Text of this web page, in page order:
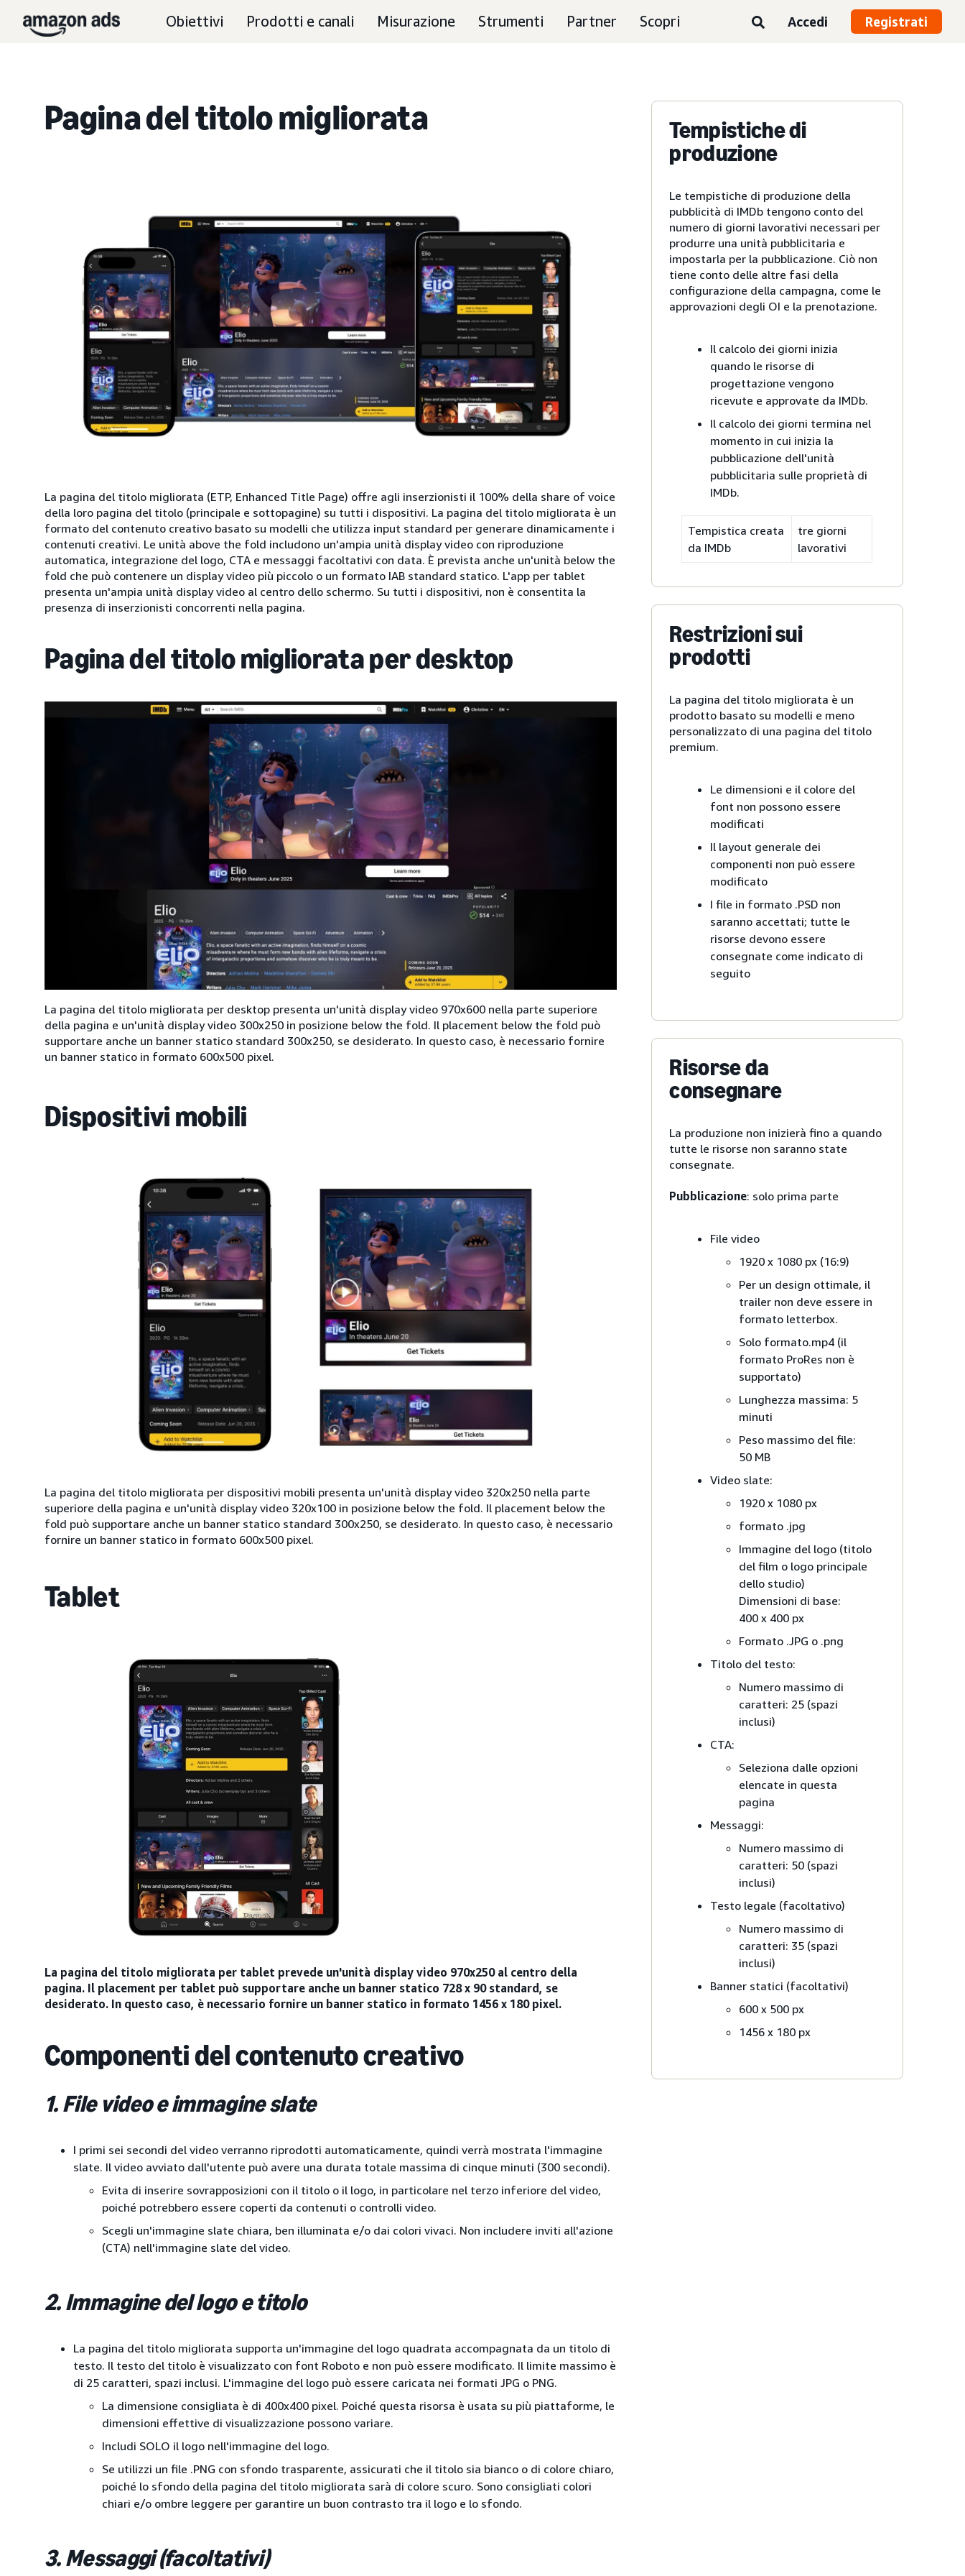
Obiettivi Prodotti e canali Misurazione Strumenti Partner Scopri Accedi Registrati
Pagina del titolo migliorata
La pagina del titolo migliorata (ETP, Enhanced Title Page) offre agli inserzionisti il 100% della share of voice
della loro pagina del titolo (principale e sottopagine) su tutti i dispositivi. La pagina del titolo migliorata è un
formato del contenuto creativo basato su modelli che utilizza input standard per generare dinamicamente i
contenuti creativi. Le unità above the fold includono un'ampia unità display video con riproduzione
automatica, integrazione del logo, CTA e messaggi facoltativi con data. È prevista anche un'unità below the
fold che può contenere un display video più piccolo o un formato IAB standard statico. L'app per tablet
presenta un'ampia unità display video al centro dello schermo. Su tutti i dispositivi, non è consentita la
presenza di inserzionisti concorrenti nella pagina.
Pagina del titolo migliorata per desktop
La pagina del titolo migliorata per desktop presenta un'unità display video 970x600 nella parte superiore
della pagina e un'unità display video 300x250 in posizione below the fold. Il placement below the fold può
supportare anche un banner statico standard 300x250, se desiderato. In questo caso, è necessario fornire
un banner statico in formato 600x500 pixel.
Dispositivi mobili
La pagina del titolo migliorata per dispositivi mobili presenta un'unità display video 320x250 nella parte
superiore della pagina e un'unità display video 320x100 in posizione below the fold. Il placement below the
fold può supportare anche un banner statico standard 300x250, se desiderato. In questo caso, è necessario
fornire un banner statico in formato 600x500 pixel.
Tablet
La pagina del titolo migliorata per tablet prevede un'unità display video 970x250 al centro della
pagina. Il placement per tablet può supportare anche un banner statico 728 x 90 standard, se
desiderato. In questo caso, è necessario fornire un banner statico in formato 1456 x 180 pixel.
Componenti del contenuto creativo
1. File video e immagine slate
I primi sei secondi del video verranno riprodotti automaticamente, quindi verrà mostrata l'immagine
slate. Il video avviato dall'utente può avere una durata totale massima di cinque minuti (300 secondi).
Evita di inserire sovrapposizioni con il titolo o il logo, in particolare nel terzo inferiore del video,
poiché potrebbero essere coperti da contenuti o controlli video.
Scegli un'immagine slate chiara, ben illuminata e/o dai colori vivaci. Non includere inviti all'azione
(CTA) nell'immagine slate del video.
2. Immagine del logo e titolo
La pagina del titolo migliorata supporta un'immagine del logo quadrata accompagnata da un titolo di
testo. Il testo del titolo è visualizzato con font Roboto e non può essere modificato. Il limite massimo è
di 25 caratteri, spazi inclusi. L'immagine del logo può essere caricata nei formati JPG o PNG.
La dimensione consigliata è di 400x400 pixel. Poiché questa risorsa è usata su più piattaforme, le
dimensioni effettive di visualizzazione possono variare.
Includi SOLO il logo nell'immagine del logo.
Se utilizzi un file .PNG con sfondo trasparente, assicurati che il titolo sia bianco o di colore chiaro,
poiché lo sfondo della pagina del titolo migliorata sarà di colore scuro. Sono consigliati colori
chiari e/o ombre leggere per garantire un buon contrasto tra il logo e lo sfondo.
3. Messaggi (facoltativi)
Tempistiche di
produzione
Le tempistiche di produzione della
pubblicità di IMDb tengono conto del
numero di giorni lavorativi necessari per
produrre una unità pubblicitaria e
impostarla per la pubblicazione. Ciò non
tiene conto delle altre fasi della
configurazione della campagna, come le
approvazioni degli OI e la prenotazione.
Il calcolo dei giorni inizia
quando le risorse di
progettazione vengono
ricevute e approvate da IMDb.
Il calcolo dei giorni termina nel
momento in cui inizia la
pubblicazione dell'unità
pubblicitaria sulle proprietà di
IMDb.
Tempistica creata
da IMDb
tre giorni
lavorativi
Restrizioni sui
prodotti
La pagina del titolo migliorata è un
prodotto basato su modelli e meno
personalizzato di una pagina del titolo
premium.
Le dimensioni e il colore del
font non possono essere
modificati
Il layout generale dei
componenti non può essere
modificato
I file in formato .PSD non
saranno accettati; tutte le
risorse devono essere
consegnate come indicato di
seguito
Risorse da
consegnare
La produzione non inizierà fino a quando
tutte le risorse non saranno state
consegnate.
Pubblicazione: solo prima parte
File video
1920 x 1080 px (16:9)
Per un design ottimale, il
trailer non deve essere in
formato letterbox.
Solo formato.mp4 (il
formato ProRes non è
supportato)
Lunghezza massima: 5
minuti
Peso massimo del file:
50 MB
Video slate:
1920 x 1080 px
formato .jpg
Immagine del logo (titolo
del film o logo principale
dello studio)
Dimensioni di base:
400 x 400 px
Formato .JPG o .png
Titolo del testo:
Numero massimo di
caratteri: 25 (spazi
inclusi)
CTA:
Seleziona dalle opzioni
elencate in questa
pagina
Messaggi:
Numero massimo di
caratteri: 50 (spazi
inclusi)
Testo legale (facoltativo)
Numero massimo di
caratteri: 35 (spazi
inclusi)
Banner statici (facoltativi)
600 x 500 px
1456 x 180 px